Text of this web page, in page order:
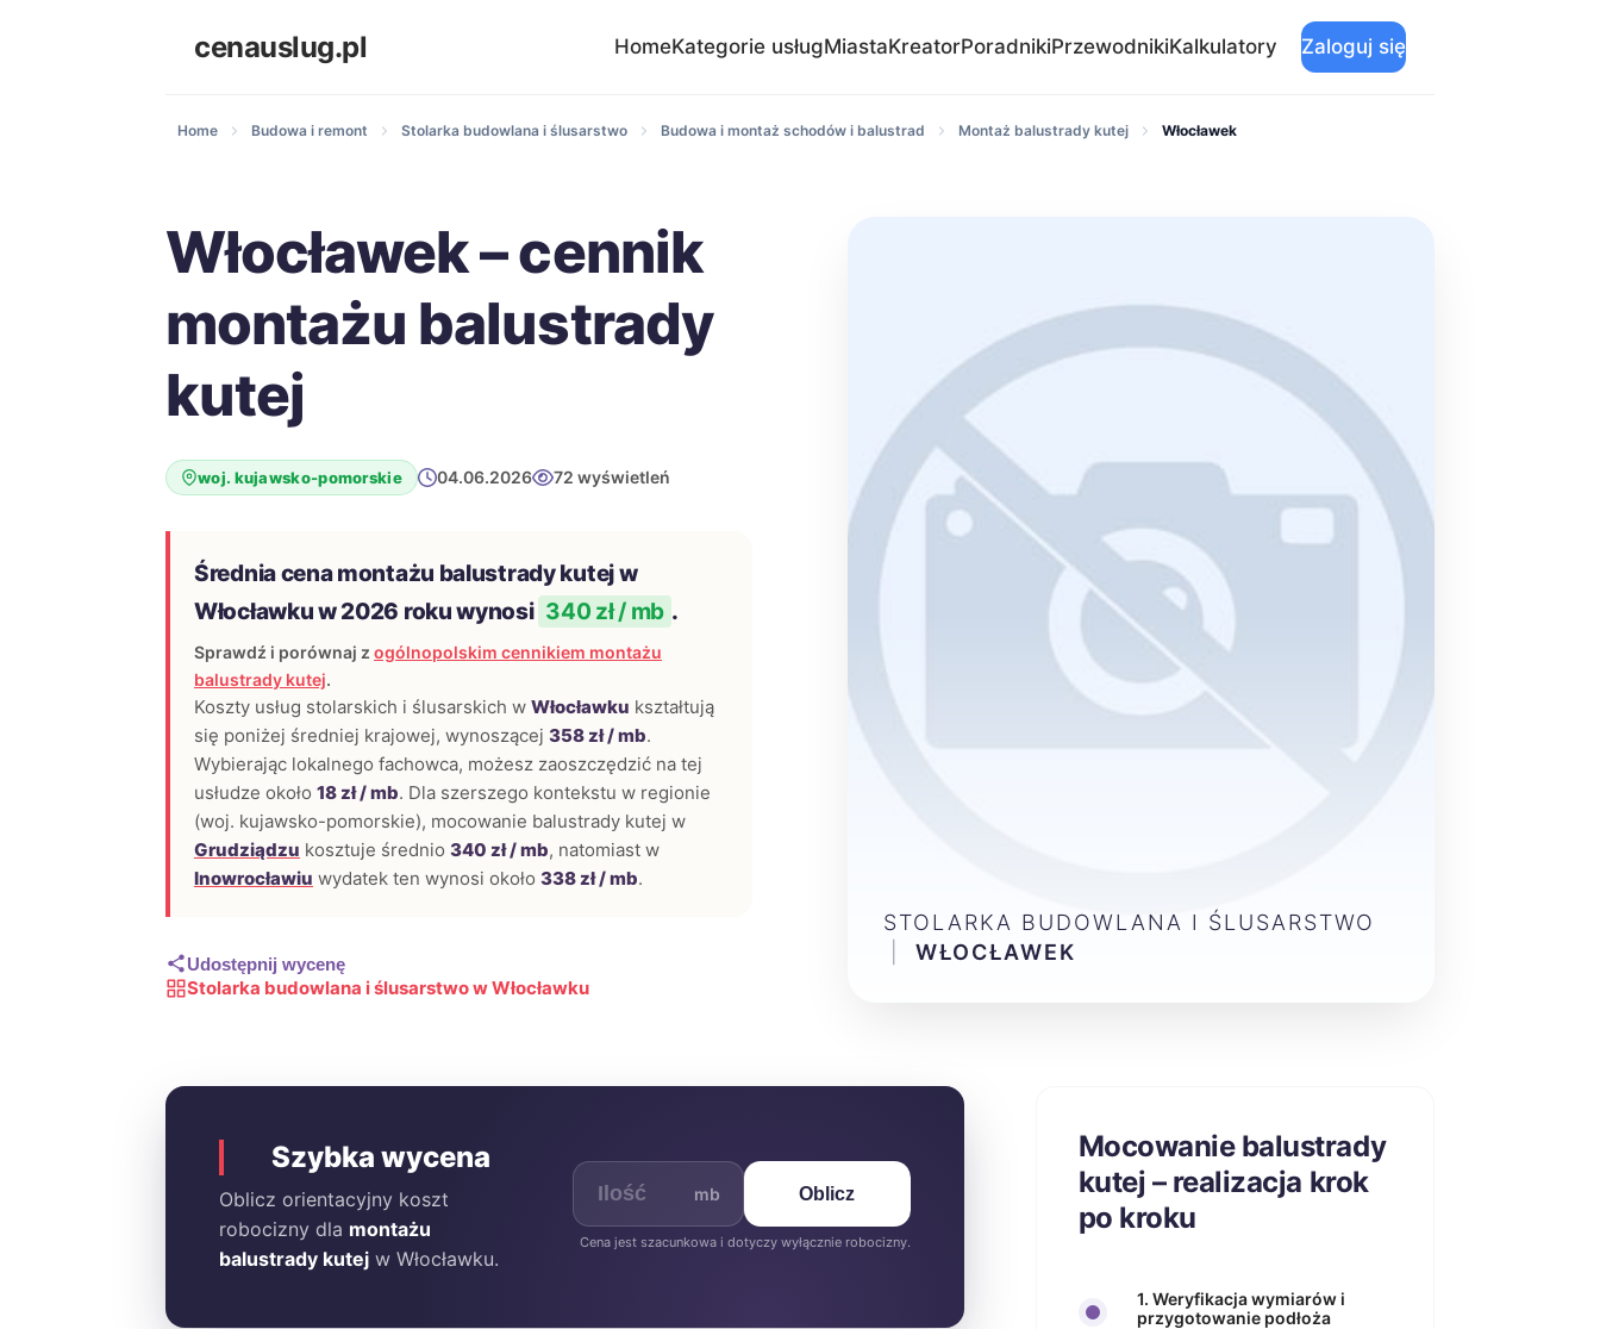
cenauslug.pl HomeKategorie usługMiastaKreatorPoradnikiPrzewodnikiKalkulatory Zaloguj się
Home Budowa i remont Stolarka budowlana i ślusarstwo Budowa i montaż schodów i balustrad Montaż balustrady kutej Włocławek
Włocławek – cennik
montażu balustrady
kutej
woj. kujawsko-pomorskie 04.06.2026 72 wyświetleń
Średnia cena montażu balustrady kutej w
Włocławku w 2026 roku wynosi 340 zł / mb .
Sprawdź i porównaj z ogólnopolskim cennikiem montażu
balustrady kutej.
Koszty usług stolarskich i ślusarskich w Włocławku kształtują
się poniżej średniej krajowej, wynoszącej 358 zł / mb.
Wybierając lokalnego fachowca, możesz zaoszczędzić na tej
usłudze około 18 zł / mb. Dla szerszego kontekstu w regionie
(woj. kujawsko-pomorskie), mocowanie balustrady kutej w
Grudziądzu kosztuje średnio 340 zł / mb, natomiast w
Inowrocławiu wydatek ten wynosi około 338 zł / mb.
Udostępnij wycenę
Stolarka budowlana i ślusarstwo w Włocławku
STOLARKA BUDOWLANA I ŚLUSARSTWO
WŁOCŁAWEK
Szybka wycena
Oblicz orientacyjny koszt
robocizny dla montażu
balustrady kutej w Włocławku.
mb Oblicz
Cena jest szacunkowa i dotyczy wyłącznie robocizny.
Mocowanie balustrady
kutej – realizacja krok
po kroku
1. Weryfikacja wymiarów i
przygotowanie podłoża